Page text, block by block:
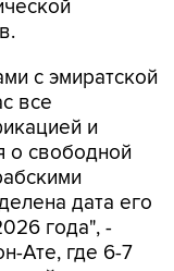
с эмиратской
и
свободной
дата его
года", -
Ате, где 6-7